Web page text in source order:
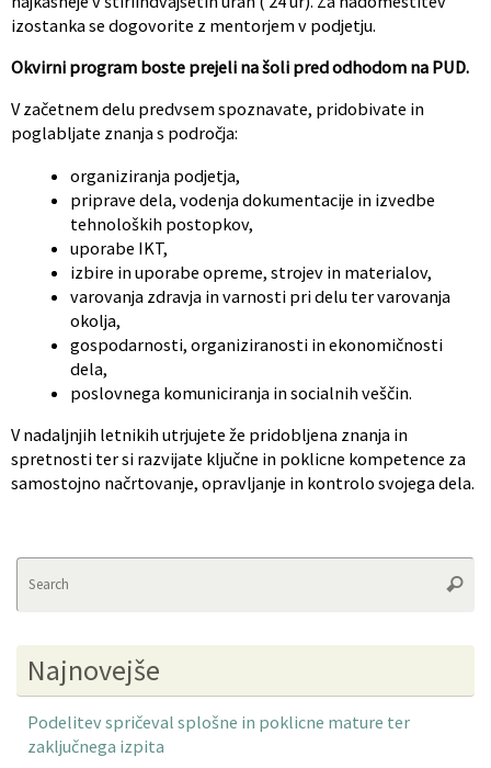
izostanka se dogovorite z mentorjem v podjetju.
Okvirni program boste prejeli na šoli pred odhodom na PUD.
V začetnem delu predvsem spoznavate, pridobivate in
poglabljate znanja s področja:
organiziranja podjetja,
priprave dela, vodenja dokumentacije in izvedbe
tehnoloških postopkov,
uporabe IKT,
izbire in uporabe opreme, strojev in materialov,
varovanja zdravja in varnosti pri delu ter varovanja
okolja,
gospodarnosti, organiziranosti in ekonomičnosti
dela,
poslovnega komuniciranja in socialnih veščin.
V nadaljnjih letnikih utrjujete že pridobljena znanja in
spretnosti ter si razvijate ključne in poklicne kompetence za
samostojno načrtovanje, opravljanje in kontrolo svojega dela.
Najnovejše
Podelitev spričeval splošne in poklicne mature ter
zaključnega izpita